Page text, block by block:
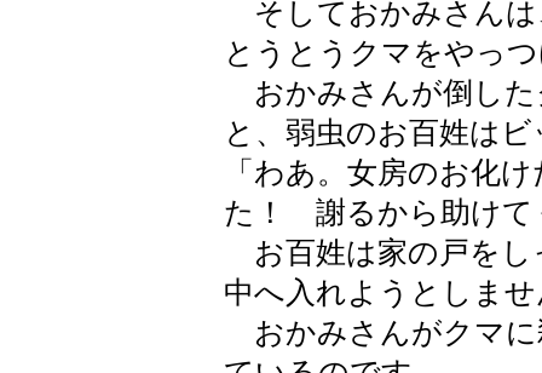
そしておかみさんは
とうとうクマをやっ
おかみさんが倒した
と、弱虫のお百姓は
「わあ。女房のお化
た！ 謝るから助けて
お百姓は家の戸をし
中へ入れようとしま
おかみさんがクマに